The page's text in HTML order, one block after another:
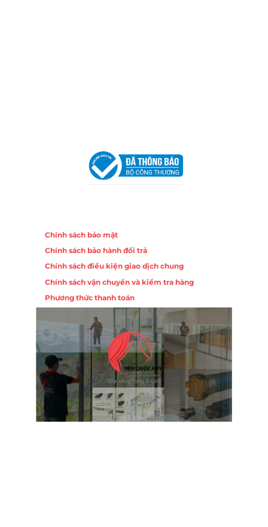
Chính sách bảo mật
Chính sách bảo hành đổi trả
Chính sách điều kiện giao dịch chung
Chính sách vận chuyển và kiểm tra hàng
Phương thức thanh toán